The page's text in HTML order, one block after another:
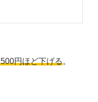
円ほど下げる。